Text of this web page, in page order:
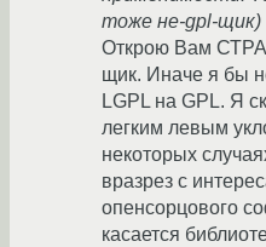
тоже не-gpl-щик)
Открою Вам
щик. Иначе я бы
LGPL на GPL. Я
легким левым
некоторых
вразрез с
опенсорцового
касается